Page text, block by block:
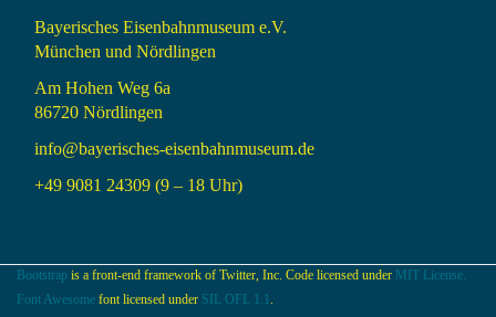
Bayerisches Eisenbahnmuseum e.V.
München und Nördlingen
Am Hohen Weg 6a
86720 Nördlingen
info@bayerisches-eisenbahnmuseum.de
+49 9081 24309 (9 – 18 Uhr)
Bootstrap is a front-end framework of Twitter, Inc. Code licensed under MIT License.
Font Awesome font licensed under SIL OFL 1.1 .